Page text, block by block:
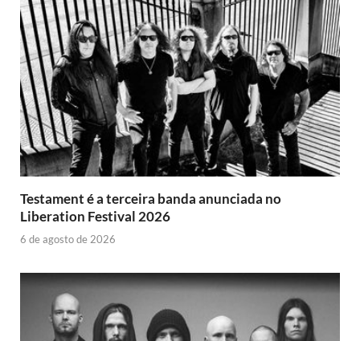
Testament é a terceira banda anunciada no
Liberation Festival 2026
6 de agosto de 2026